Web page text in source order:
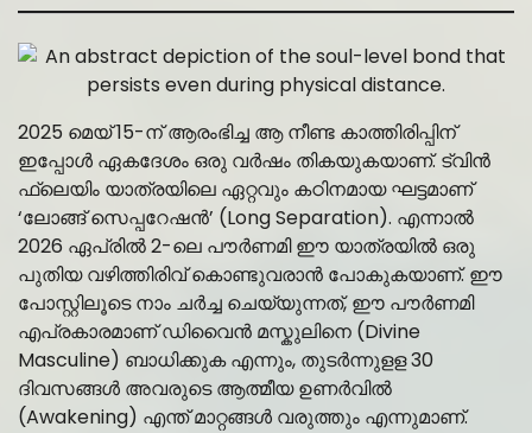
2025 മെയ് 15-ന് ആരംഭിച്ച ആ നീണ്ട കാത്തിരിപ്പിന്
ഇപ്പോൾ ഏകദേശം ഒരു വർഷം തികയുകയാണ്. ട്വിൻ
ഫ്ലെയിം യാത്രയിലെ ഏറ്റവും കഠിനമായ ഘട്ടമാണ്
‘ലോങ്ങ് സെപ്പറേഷൻ’ (Long Separation). എന്നാൽ
2026 ഏപ്രിൽ 2-ലെ പൗർണമി ഈ യാത്രയിൽ ഒരു
പുതിയ വഴിത്തിരിവ് കൊണ്ടുവരാൻ പോകുകയാണ്. ഈ
പോസ്റ്റിലൂടെ നാം ചർച്ച ചെയ്യുന്നത്, ഈ പൗർണമി
എപ്രകാരമാണ് ഡിവൈൻ മസ്കുലിനെ (Divine
Masculine) ബാധിക്കുക എന്നും, തുടർന്നുളള 30
ദിവസങ്ങൾ അവരുടെ ആത്മീയ ഉണർവിൽ
(Awakening) എന്ത് മാറ്റങ്ങൾ വരുത്തും എന്നുമാണ്.